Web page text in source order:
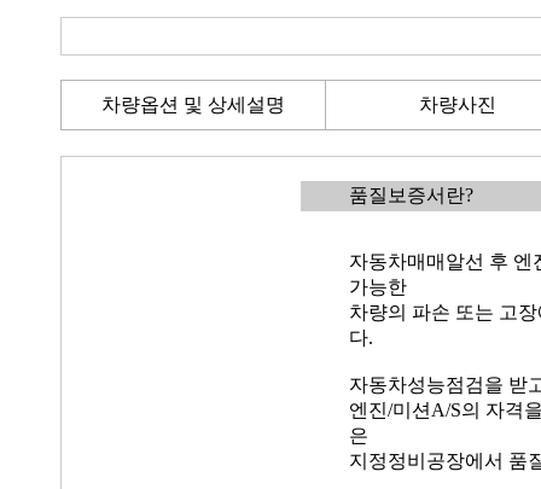
차량옵션 및 상세설명 차량사진
품질보증서란?
자동차매매알선 후 엔
가능한
차량의 파손 또는 고
다.
자동차성능점검을 받
엔진/미션A/S의 자격
은
지정정비공장에서 품